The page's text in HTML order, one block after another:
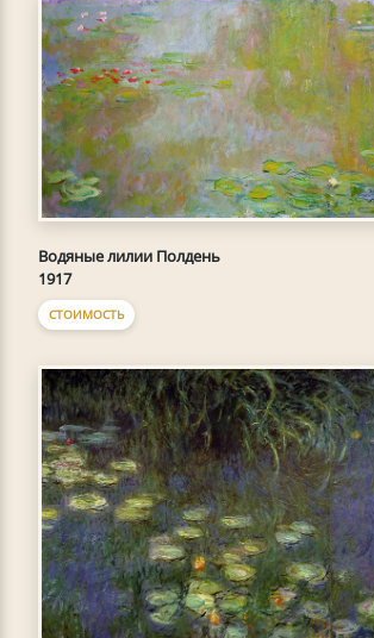
Водяные лилии Полдень
1917
СТОИМОСТЬ